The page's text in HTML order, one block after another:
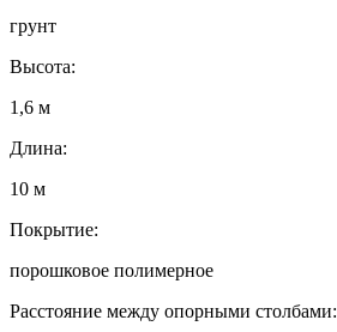
грунт
Высота:
1,6 м
Длина:
10 м
Покрытие:
порошковое полимерное
Расстояние между опорными столбами: